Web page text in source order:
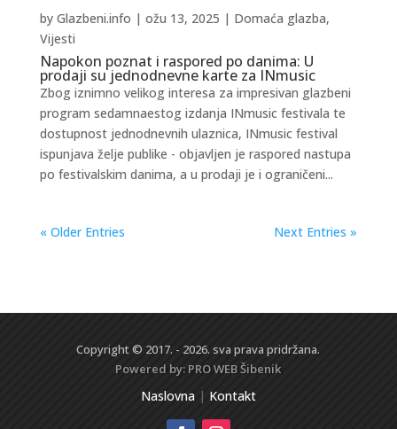
Napokon poznat i raspored po danima: U
prodaji su jednodnevne karte za INmusic
by Glazbeni.info | ožu 13, 2025 | Domaća glazba,
Vijesti
Zbog iznimno velikog interesa za impresivan glazbeni
program sedamnaestog izdanja INmusic festivala te
dostupnost jednodnevnih ulaznica, INmusic festival
ispunjava želje publike - objavljen je raspored nastupa
po festivalskim danima, a u prodaji je i ograničeni...
« Older Entries Next Entries »
Copyright © 2017. - 2026. sva prava pridržana.
Powered by: PRO WEBŠibenik
Naslovna| Kontakt